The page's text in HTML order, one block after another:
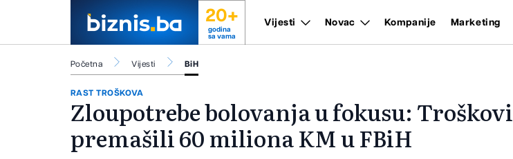
20+
godina
sa vama
Vijesti Novac Kompanije Marketing
Početna Vijesti BiH
RAST TROŠKOVA
Zloupotrebe bolovanja u fokusu: Troškovi
premašili 60 miliona KM u FBiH